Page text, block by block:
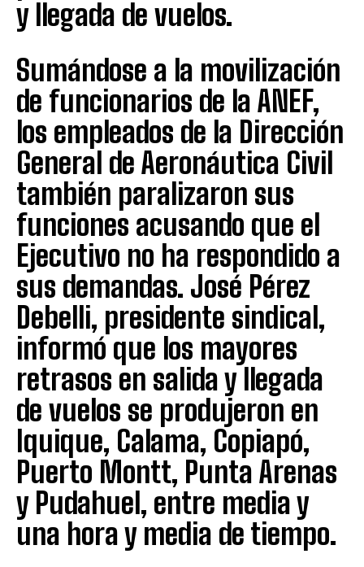
y llegada de vuelos.
Sumándose a la movilización
de funcionarios de la ANEF,
los empleados de la Dirección
General de Aeronáutica Civil
también paralizaron sus
funciones acusando que el
Ejecutivo no ha respondido a
sus demandas. José Pérez
Debelli, presidente sindical,
informó que los mayores
retrasos en salida y llegada
de vuelos se produjeron en
Iquique, Calama, Copiapó,
Puerto Montt, Punta Arenas
y Pudahuel, entre media y
una hora y media de tiempo.